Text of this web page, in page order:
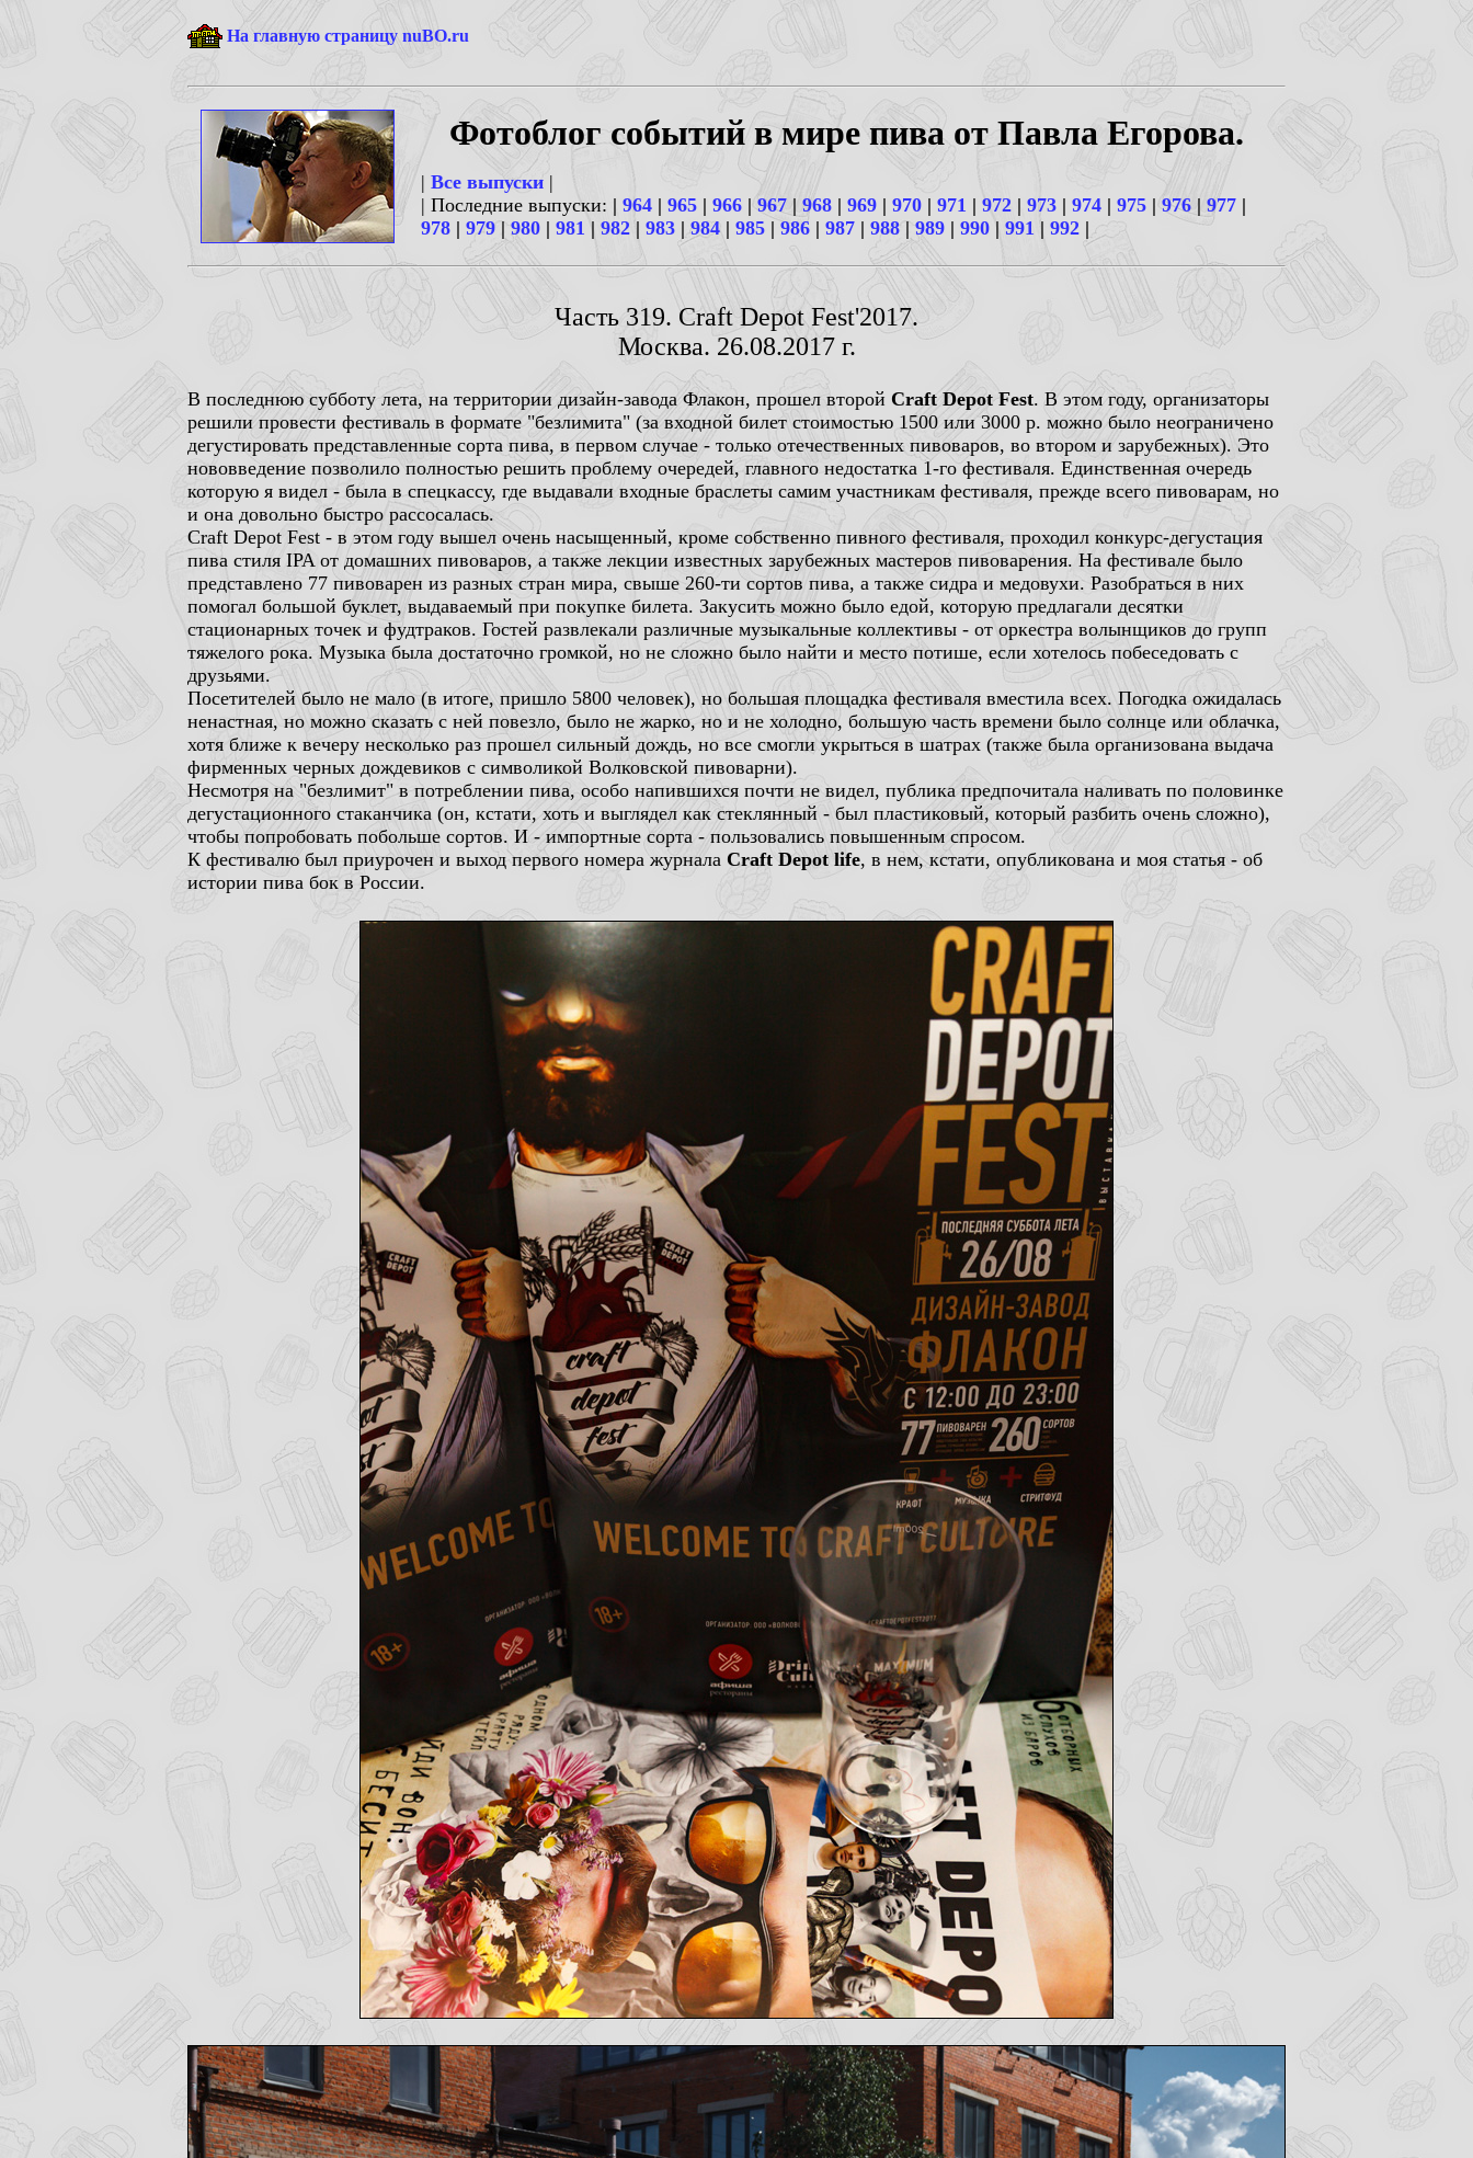
На главную страницу nuBO.ru
Фотоблог событий в мире пива от Павла Егорова.
| Все выпуски |
| Последние выпуски: | 964 | 965 | 966 | 967 | 968 | 969 | 970 | 971 | 972 | 973 | 974 | 975 | 976 | 977 |
978 | 979 | 980 | 981 | 982 | 983 |984| 985 | 986 | 987 | 988| 989 | 990 | 991 | 992 |
Часть 319. Craft Depot Fest'2017.
Москва. 26.08.2017 г.
В последнюю субботу лета, на территории дизайн-завода Флакон, прошел второй Craft Depot Fest. В этом году, организаторы
решили провести фестиваль в формате "безлимита" (за входной билет стоимостью 1500 или 3000 р. можно было неограничено
дегустировать представленные сорта пива, в первом случае - только отечественных пивоваров, во втором и зарубежных). Это
нововведение позволило полностью решить проблему очередей, главного недостатка 1-го фестиваля. Единственная очередь
которую я видел - была в спецкассу, где выдавали входные браслеты самим участникам фестиваля, прежде всего пивоварам, но
и она довольно быстро рассосалась.
Craft Depot Fest - в этом году вышел очень насыщенный, кроме собственно пивного фестиваля, проходил конкурс-дегустация
пива стиля IPA от домашних пивоваров, а также лекции известных зарубежных мастеров пивоварения. На фестивале было
представлено 77 пивоварен из разных стран мира, свыше 260-ти сортов пива, а также сидра и медовухи. Разобраться в них
помогал большой буклет, выдаваемый при покупке билета. Закусить можно было едой, которую предлагали десятки
стационарных точек и фудтраков. Гостей развлекали различные музыкальные коллективы - от оркестра волынщиков до групп
тяжелого рока. Музыка была достаточно громкой, но не сложно было найти и место потише, если хотелось побеседовать с
друзьями.
Посетителей было не мало (в итоге, пришло 5800 человек), но большая площадка фестиваля вместила всех. Погодка ожидалась
ненастная, но можно сказать с ней повезло, было не жарко, но и не холодно, большую часть времени было солнце или облачка,
хотя ближе к вечеру несколько раз прошел сильный дождь, но все смогли укрыться в шатрах (также была организована выдача
фирменных черных дождевиков с символикой Волковской пивоварни).
Несмотря на "безлимит" в потреблении пива, особо напившихся почти не видел, публика предпочитала наливать по половинке
дегустационного стаканчика (он, кстати, хоть и выглядел как стеклянный - был пластиковый, который разбить очень сложно),
чтобы попробовать побольше сортов. И - импортные сорта - пользовались повышенным спросом.
К фестивалю был приурочен и выход первого номера журнала Craft Depot life, в нем, кстати, опубликована и моя статья - об
истории пива бок в России.